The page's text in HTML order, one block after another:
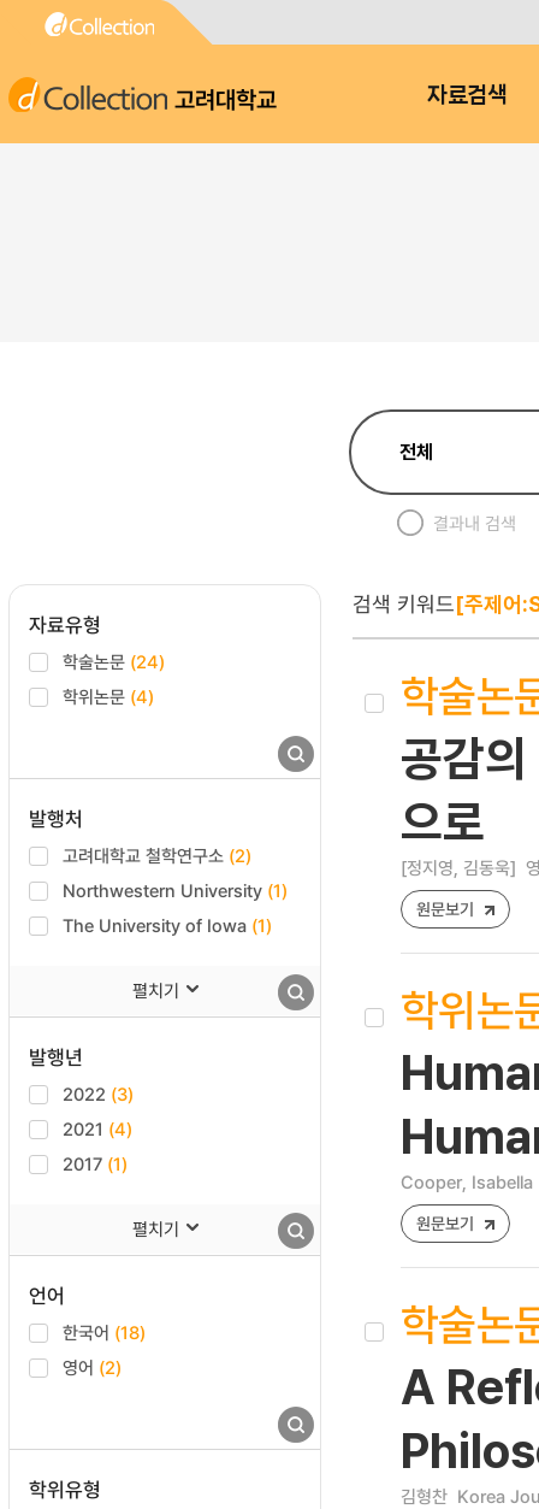
고려대학교 자료검색
결과내 검색
자료유형
학술논문 (24)
학위논문 (4)
발행처
고려대학교 철학연구소 (2)
Northwestern University (1)
The University of Iowa (1)
펼치기
발행년
2022 (3)
2021 (4)
2017 (1)
펼치기
언어
한국어 (18)
영어 (2)
학위유형
검색 키워드[주제어
학술논
공감의
으로
[정지영, 김동욱]
원문보기
학위논
Cooper, Isabella
원문보기
학술논
A
김형찬 Korea